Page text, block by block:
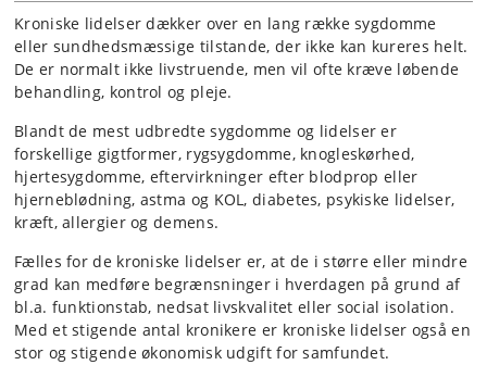
Kroniske lidelser dækker over en lang række sygdomme
eller sundhedsmæssige tilstande, der ikke kan kureres helt.
De er normalt ikke livstruende, men vil ofte kræve løbende
behandling, kontrol og pleje.
Blandt de mest udbredte sygdomme og lidelser er
forskellige gigtformer, rygsygdomme, knogleskørhed,
hjertesygdomme, eftervirkninger efter blodprop eller
hjerneblødning, astma og KOL, diabetes, psykiske lidelser,
kræft, allergier og demens.
Fælles for de kroniske lidelser er, at de i større eller mindre
grad kan medføre begrænsninger i hverdagen på grund af
bl.a. funktionstab, nedsat livskvalitet eller social isolation.
Med et stigende antal kronikere er kroniske lidelser også en
stor og stigende økonomisk udgift for samfundet.